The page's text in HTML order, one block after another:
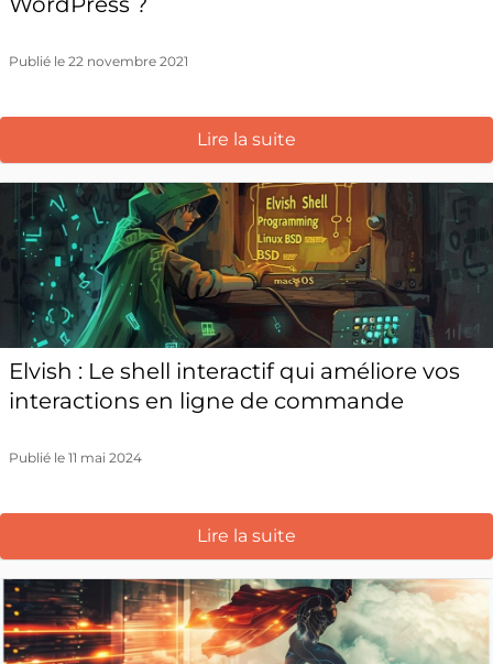
Publié le 22 novembre 2021
Lire la suite
Elvish : Le shell interactif qui améliore vos
interactions en ligne de commande
Publié le 11 mai 2024
Lire la suite